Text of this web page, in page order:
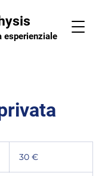
esperienziale
30 €